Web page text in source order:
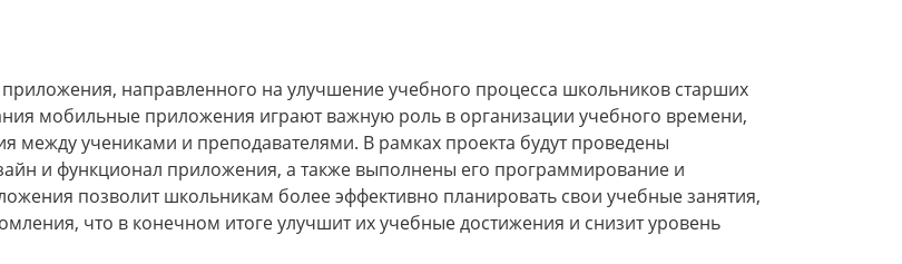
направленного на улучшение учебного процесса школьников старших
мобильные приложения играют важную роль в организации учебного времени,
между учениками и преподавателями. В рамках проекта будут проведены
и функционал приложения, а также выполнены его программирование и
позволит школьникам более эффективно планировать свои учебные занятия,
что в конечном итоге улучшит их учебные достижения и снизит уровень